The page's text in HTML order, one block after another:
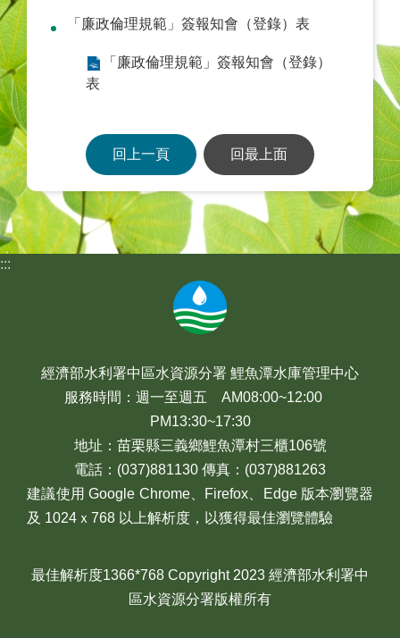
「廉政倫理規範」簽報知會（登錄）表
「廉政倫理規範」簽報知會（登錄）
表
回上一頁 回最上面
:::
經濟部水利署中區水資源分署 鯉魚潭水庫管理中心
服務時間：週一至週五 AM08:00~12:00
PM13:30~17:30
地址：苗栗縣三義鄉鯉魚潭村三櫃106號
電話：(037)881130 傳真：(037)881263
建議使用 Google Chrome、Firefox、Edge 版本瀏覽器
及 1024ｘ768 以上解析度，以獲得最佳瀏覽體驗
最佳解析度1366*768 Copyright 2023 經濟部水利署中
區水資源分署版權所有